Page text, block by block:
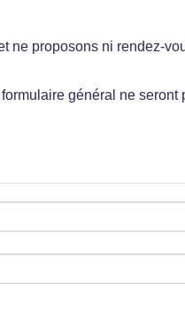
proposons ni rendez-
général ne seront